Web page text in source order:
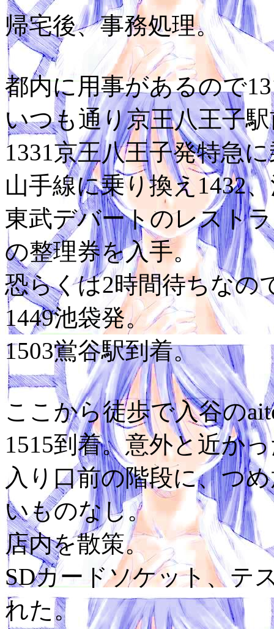
帰宅後、事務処理。
都内に用事があるので
いつも通り京王八王子
1331京王八王子発特急
山手線に乗り換え1432
東武デバートのレスト
の整理券を入手。
恐らくは2時間待ちなの
1449池袋発。
1503鴬谷駅到着。
ここから徒歩で入谷の
1515到着。意外と近か
入り口前の階段に、つ
いものなし。
店内を散策。
SDカードソケット、テ
れた。